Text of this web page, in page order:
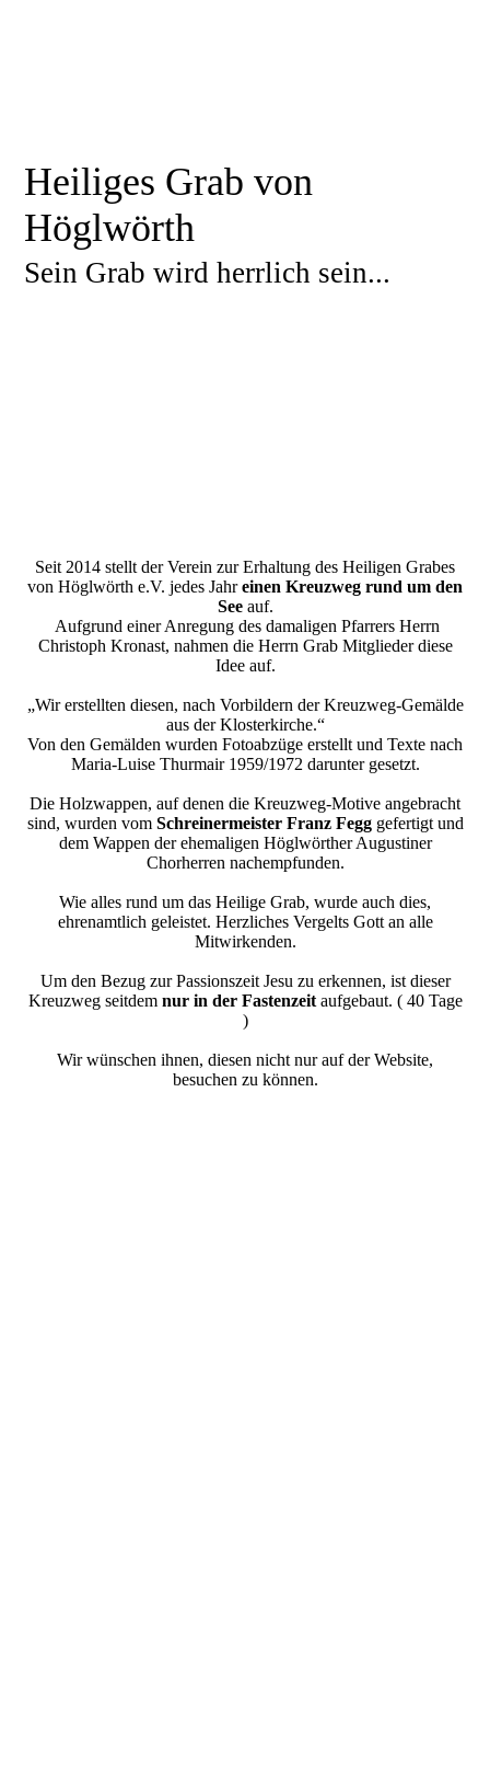
Heiliges Grab von
Höglwörth
Sein Grab wird herrlich sein...
Seit 2014 stellt der Verein zur Erhaltung des Heiligen Grabes
von Höglwörth e.V. jedes Jahreinen Kreuzweg rund um den
Seeauf.
Aufgrund einer Anregung des damaligen Pfarrers Herrn
Christoph Kronast, nahmen die Herrn Grab Mitglieder diese
Idee auf.
„Wir erstellten diesen, nach Vorbildern der Kreuzweg-Gemälde
aus der Klosterkirche.“
Von den Gemälden wurden Fotoabzüge erstellt und Texte nach
Maria-Luise Thurmair 1959/1972 darunter gesetzt.
Die Holzwappen, auf denen die Kreuzweg-Motive angebracht
sind, wurden vom Schreinermeister Franz Fegggefertigt und
dem Wappen der ehemaligen Höglwörther Augustiner
Chorherren nachempfunden.
Wie alles rund um das Heilige Grab, wurde auch dies,
ehrenamtlich geleistet. Herzliches Vergelts Gott an alle
Mitwirkenden.
Um den Bezug zur Passionszeit Jesu zu erkennen, ist dieser
Kreuzweg seitdem nur in der Fastenzeitaufgebaut. ( 40 Tage
)
Wir wünschen ihnen, diesen nicht nur auf der Website,
besuchen zu können.